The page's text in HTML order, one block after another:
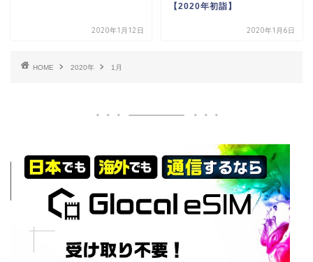
2020年1月12日
【2020年初詣】
2020年1月6日
HOME 2020年 1月